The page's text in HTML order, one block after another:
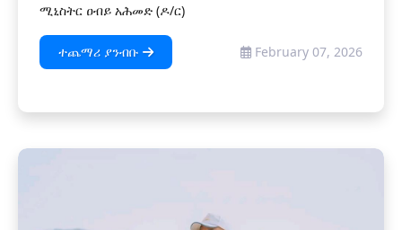
ሚኒስትር ዐብይ አሕመድ (ዶ/ር)
ተጨማሪ ያንብቡ February 07, 2026